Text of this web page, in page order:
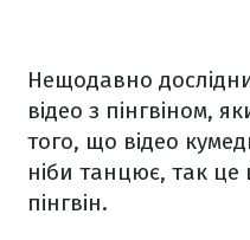
Нещодавно
відео з пінгвіном,
того, що відео
ніби танцює, так
пінгвін.